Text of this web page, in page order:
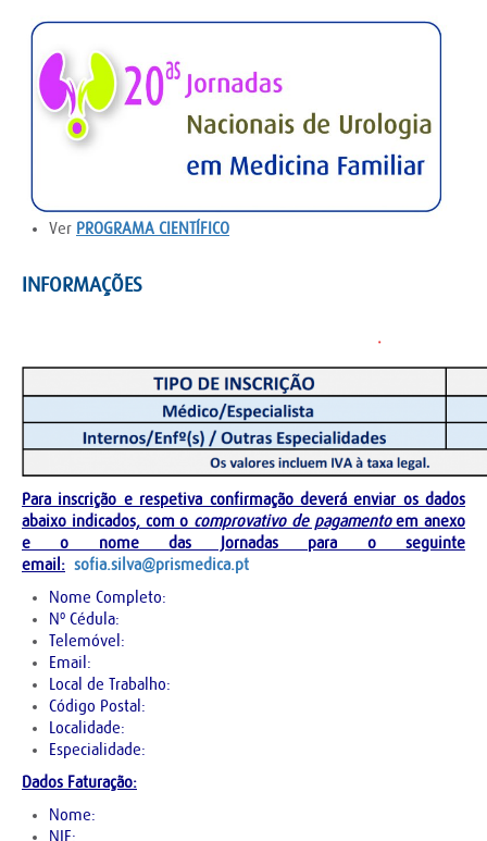
Ver PROGRAMA CIENTÍFICO
INFORMAÇÕES
Para inscrição e respetiva confirmação deverá enviar os dados
abaixo indicados, com o comprovativo de pagamentoem anexo
e o nome das Jornadas para o seguinte
email: sofia.silva@prismedica.pt
Nome Completo:
Nº Cédula:
Telemóvel:
Email:
Local de Trabalho:
Código Postal:
Localidade:
Especialidade:
Dados Faturação:
Nome:
NIF: